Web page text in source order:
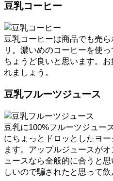
豆乳コーヒー
豆乳コーヒーは商品でも売
リ。濃いめのコーヒーを使
ちょうど良いと思います。
れましょう。
豆乳フルーツジュース
豆乳に100%フルーツジュー
にちょっとドロッとしたヨ
ます。アップルジュースが
ュースなら全般的に合うと
しいので騙されたと思って